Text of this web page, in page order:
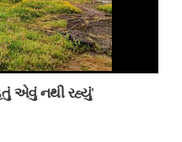
એવું નથી રહ્યું'